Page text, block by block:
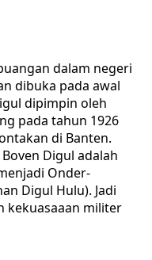
dalam negeri
dibuka pada awal
dipimpin oleh
pada tahun 1926
di Banten.
Digul adalah
Onder-
Digul Hulu). Jadi
kekuasaaan militer